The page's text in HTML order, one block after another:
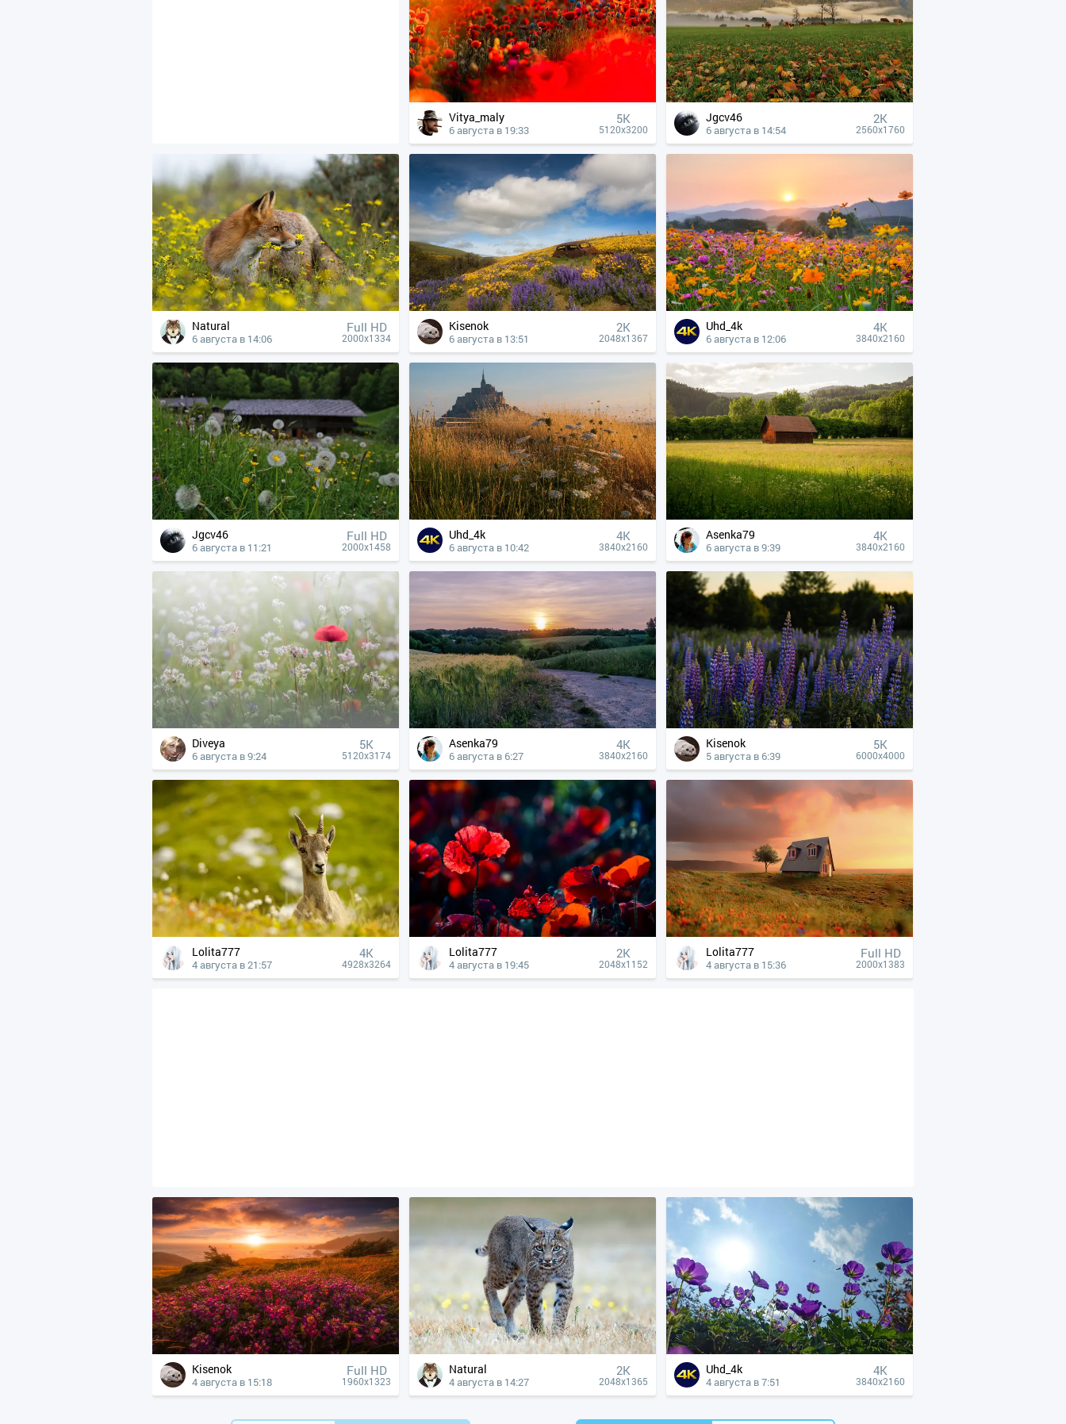
Vitya_maly
6 августа в 19:33
5K
5120x3200
Jgcv46
6 августа в 14:54
2K
2560x1760
Natural
6 августа в 14:06
Full HD
2000x1334
Kisenok
6 августа в 13:51
2K
2048x1367
Uhd_4k
6 августа в 12:06
4К
3840x2160
Jgcv46
6 августа в 11:21
Full HD
2000x1458
Uhd_4k
6 августа в 10:42
4К
3840x2160
Asenka79
6 августа в 9:39
4К
3840x2160
Diveya
6 августа в 9:24
5K
5120x3174
Asenka79
6 августа в 6:27
4К
3840x2160
Kisenok
5 августа в 6:39
5K
6000x4000
Lolita777
4 августа в 21:57
4К
4928x3264
Lolita777
4 августа в 19:45
2K
2048x1152
Lolita777
4 августа в 15:36
Full HD
2000x1383
Kisenok
4 августа в 15:18
Full HD
1960x1323
Natural
4 августа в 14:27
2K
2048x1365
Uhd_4k
4 августа в 7:51
4К
3840x2160